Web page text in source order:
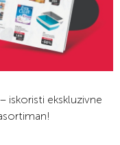
iskoristi ekskluzivne